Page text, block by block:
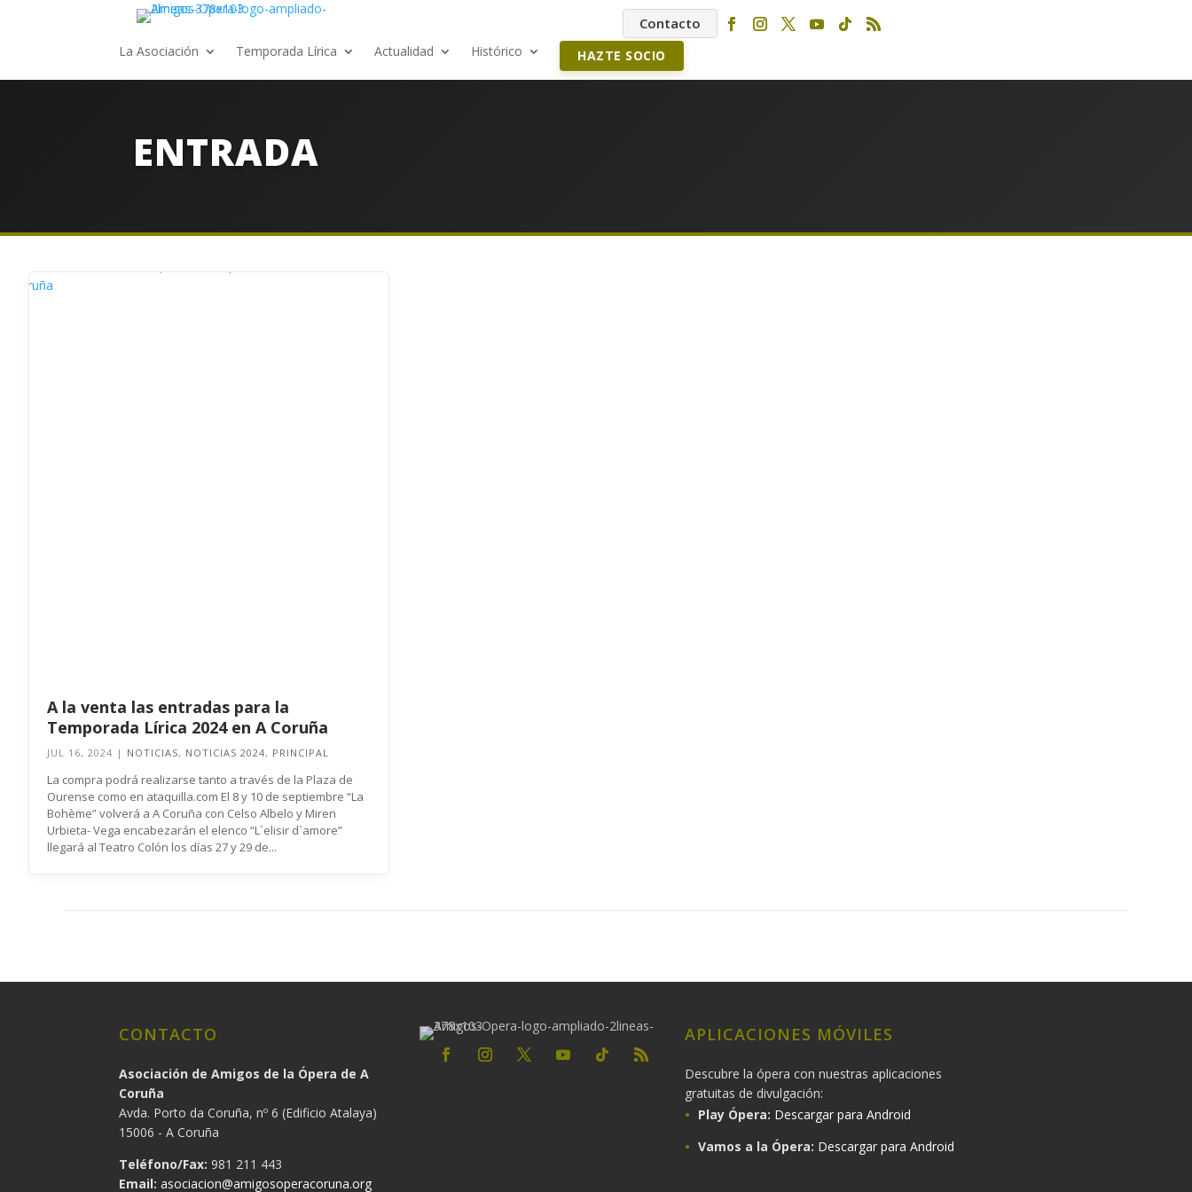
Contacto
La Asociación Temporada Lírica Actualidad Histórico HAZTE SOCIO
ENTRADA
A la venta las entradas para la
Temporada Lírica 2024 en A Coruña
JUL 16, 2024 | NOTICIAS, NOTICIAS 2024, PRINCIPAL
La compra podrá realizarse tanto a través de la Plaza de
Ourense como en ataquilla.com El 8 y 10 de septiembre “La
Bohème” volverá a A Coruña con Celso Albelo y Miren
Urbieta- Vega encabezarán el elenco “L`elisir d`amore”
llegará al Teatro Colón los días 27 y 29 de...
CONTACTO
Asociación de Amigos de la Ópera de A
Coruña
Avda. Porto da Coruña, nº 6 (Edificio Atalaya)
15006 - A Coruña
Teléfono/Fax: 981 211 443
Email: asociacion@amigosoperacoruna.org
APLICACIONES MÓVILES
Descubre la ópera con nuestras aplicaciones
gratuitas de divulgación:
Play Ópera: Descargar para Android
Vamos a la Ópera: Descargar para Android